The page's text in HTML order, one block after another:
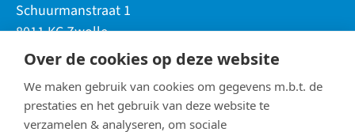
Over de cookies op deze website
We maken gebruik van cookies om gegevens m.b.t. de
prestaties en het gebruik van deze website te
verzamelen & analyseren, om sociale
Schuurmanstraat 1
8011 KC Zwolle
Telefoon
088-850 85 05 (Hoofdlocatie)